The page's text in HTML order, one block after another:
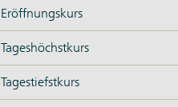
Eröffnungskurs
Tageshöchstkurs
Tagestiefstkurs